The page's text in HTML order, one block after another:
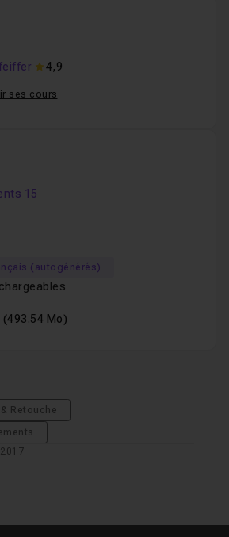
4,9
ses cours
15
(autogénérés)
(493.54 Mo)
Retouche